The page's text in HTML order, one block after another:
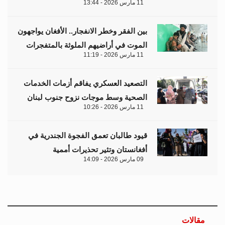
11 مارس 2026 - 13:44
بين الفقر وخطر الانفجار.. الأفغان يواجهون
الموت في أراضيهم الملوثة بالمتفجرات
11 مارس 2026 - 11:19
التصعيد العسكري يفاقم أزمات الخدمات
الصحية وسط موجات نزوح جنوب لبنان
11 مارس 2026 - 10:26
قيود طالبان تعمق الفجوة الجندرية في
أفغانستان وتثير تحذيرات أممية
09 مارس 2026 - 14:09
مقالات